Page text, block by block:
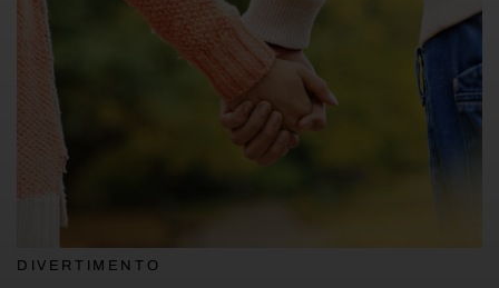
DIVERTIMENTO